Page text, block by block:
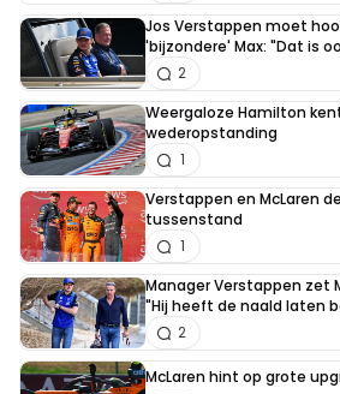
Jos Verstappen moet
'bijzondere' Max: "Dat is
2
Weergaloze Hamilton
wederopstanding
1
Verstappen en McLaren
tussenstand
1
Manager Verstappen zet
"Hij heeft de naald laten
2
McLaren hint op grote